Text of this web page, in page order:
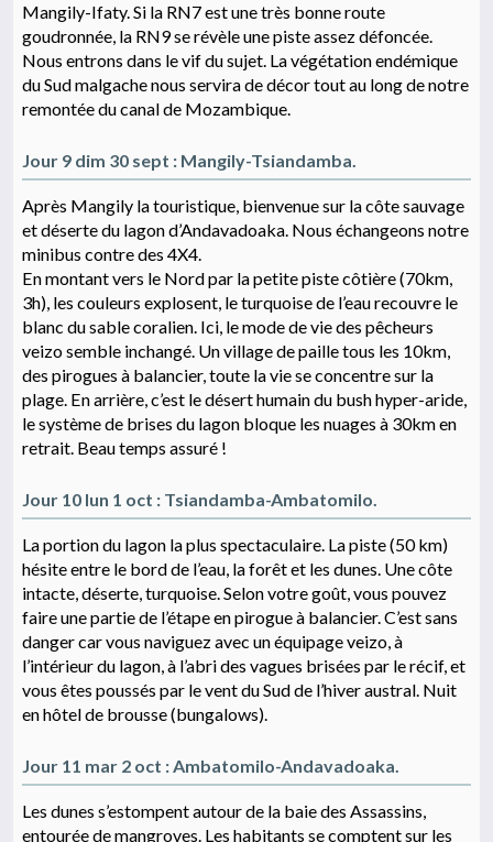
Mangily-Ifaty. Si la RN7 est une très bonne route
goudronnée, la RN9 se révèle une piste assez défoncée.
Nous entrons dans le vif du sujet. La végétation endémique
du Sud malgache nous servira de décor tout au long de notre
remontée du canal de Mozambique.
Jour 9 dim 30 sept : Mangily-Tsiandamba.
Après Mangily la touristique, bienvenue sur la côte sauvage
et déserte du lagon d’Andavadoaka. Nous échangeons notre
minibus contre des 4X4.
En montant vers le Nord par la petite piste côtière (70km,
3h), les couleurs explosent, le turquoise de l’eau recouvre le
blanc du sable coralien. Ici, le mode de vie des pêcheurs
veizo semble inchangé. Un village de paille tous les 10km,
des pirogues à balancier, toute la vie se concentre sur la
plage. En arrière, c’est le désert humain du bush hyper-aride,
le système de brises du lagon bloque les nuages à 30km en
retrait. Beau temps assuré !
Jour 10 lun 1 oct : Tsiandamba-Ambatomilo.
La portion du lagon la plus spectaculaire. La piste (50 km)
hésite entre le bord de l’eau, la forêt et les dunes. Une côte
intacte, déserte, turquoise. Selon votre goût, vous pouvez
faire une partie de l’étape en pirogue à balancier. C’est sans
danger car vous naviguez avec un équipage veizo, à
l’intérieur du lagon, à l’abri des vagues brisées par le récif, et
vous êtes poussés par le vent du Sud de l’hiver austral. Nuit
en hôtel de brousse (bungalows).
Jour 11 mar 2 oct : Ambatomilo-Andavadoaka.
Les dunes s’estompent autour de la baie des Assassins,
entourée de mangroves. Les habitants se comptent sur les